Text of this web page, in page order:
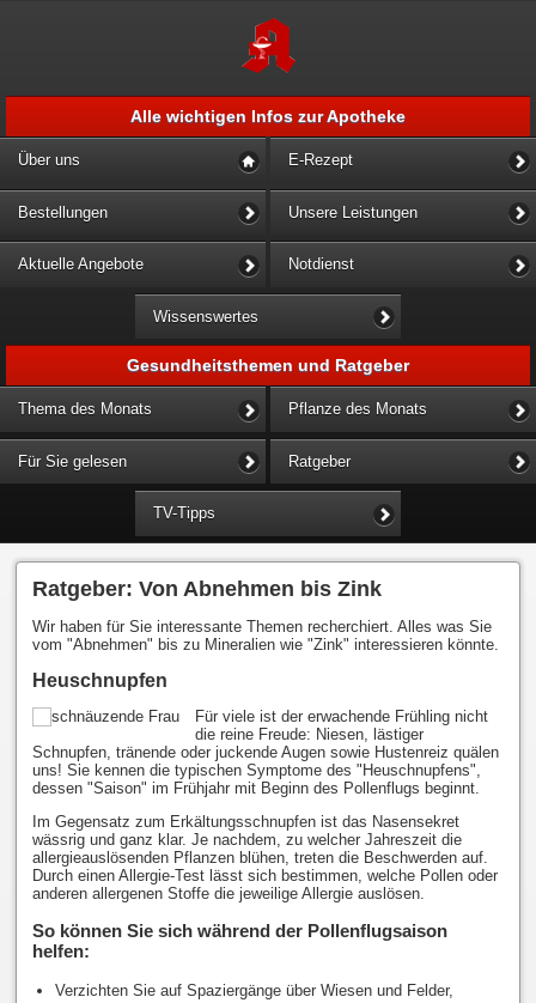
Alle wichtigen Infos zur Apotheke
Über uns E-Rezept
Bestellungen Unsere Leistungen
Aktuelle Angebote Notdienst
Wissenswertes
Gesundheitsthemen und Ratgeber
Thema des Monats Pflanze des Monats
Für Sie gelesen Ratgeber
TV-Tipps
Ratgeber: Von Abnehmen bis Zink
Wir haben für Sie interessante Themen recherchiert. Alles was Sie
vom "Abnehmen" bis zu Mineralien wie "Zink" interessieren könnte.
Heuschnupfen
Für viele ist der erwachende Frühling nicht
die reine Freude: Niesen, lästiger
Schnupfen, tränende oder juckende Augen sowie Hustenreiz quälen
uns! Sie kennen die typischen Symptome des "Heuschnupfens",
dessen "Saison" im Frühjahr mit Beginn des Pollenflugs beginnt.
Im Gegensatz zum Erkältungsschnupfen ist das Nasensekret
wässrig und ganz klar. Je nachdem, zu welcher Jahreszeit die
allergieauslösenden Pflanzen blühen, treten die Beschwerden auf.
Durch einen Allergie-Test lässt sich bestimmen, welche Pollen oder
anderen allergenen Stoffe die jeweilige Allergie auslösen.
So können Sie sich während der Pollenflugsaison
helfen:
Verzichten Sie auf Spaziergänge über Wiesen und Felder,